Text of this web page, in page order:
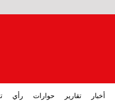
أخبار تقارير حوارات رأي